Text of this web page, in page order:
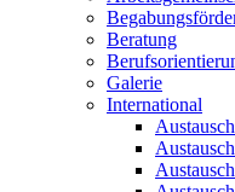
Beratung
Galerie
International